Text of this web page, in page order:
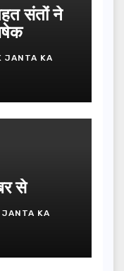
संतों ने
JANTA KA
से
JANTA KA